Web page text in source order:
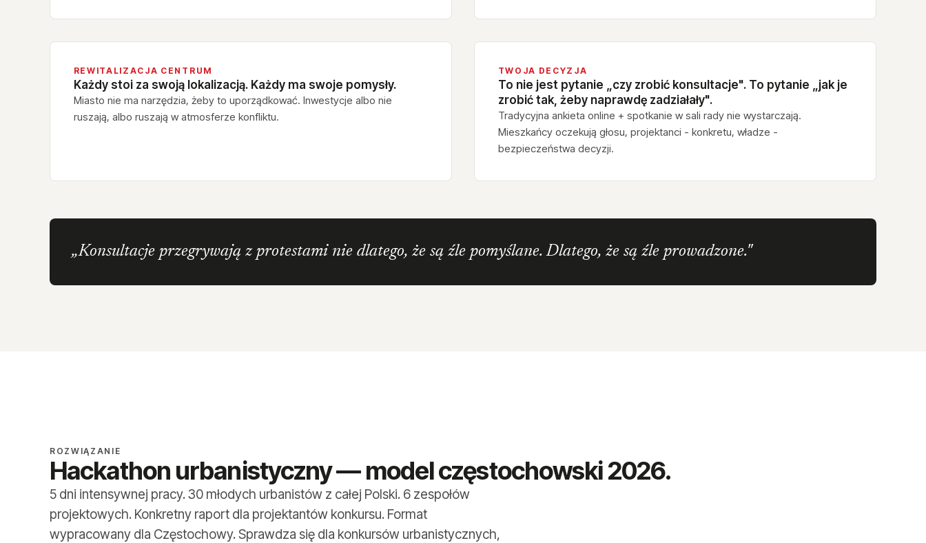
REWITALIZACJA CENTRUM
Każdy stoi za swoją lokalizacją. Każdy ma swoje pomysły.
Miasto nie ma narzędzia, żeby to uporządkować. Inwestycje albo nie
ruszają, albo ruszają w atmosferze konfliktu.
TWOJA DECYZJA
To nie jest pytanie „czy zrobić konsultacje". To pytanie „jak je
zrobić tak, żeby naprawdę zadziałały".
Tradycyjna ankieta online + spotkanie w sali rady nie wystarczają.
Mieszkańcy oczekują głosu, projektanci - konkretu, władze -
bezpieczeństwa decyzji.
„Konsultacje przegrywają z protestami nie dlatego, że są źle pomyślane. Dlatego, że są źle prowadzone."
ROZWIĄZANIE
Hackathon urbanistyczny — model częstochowski 2026.
5 dni intensywnej pracy. 30 młodych urbanistów z całej Polski. 6 zespołów
projektowych. Konkretny raport dla projektantów konkursu. Format
wypracowany dla Częstochowy. Sprawdza się dla konkursów urbanistycznych,